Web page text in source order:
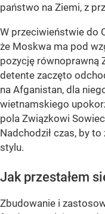
państwo na Ziemi, z
W przeciwieństwie do
że Moskwa ma pod
pozycję równoprawną
detente zaczęto
na Afganistan, dla
wietnamskiego
pola Związkowi
Nadchodził czas, by
stylu.
Jak przestałem
Zbudowanie i